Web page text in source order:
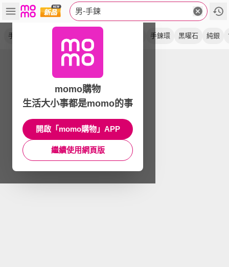
男-手鍊
手環 手鍊環 黑曜石 純銀
momo購物
生活大小事都是momo的事
開啟「momo購物」APP
繼續使用網頁版